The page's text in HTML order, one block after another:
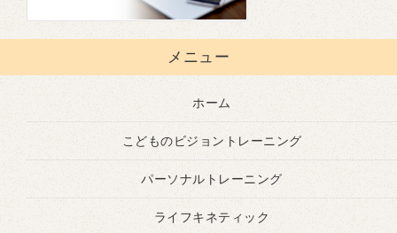
メニュー
ホーム
こどものビジョントレーニング
パーソナルトレーニング
ライフキネティック